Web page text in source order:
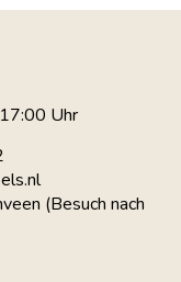
Uhr
(Besuch nach